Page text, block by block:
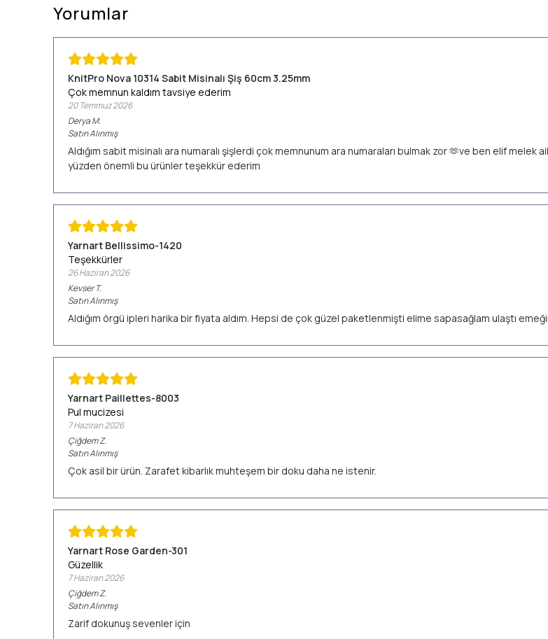
Yorumlar
KnitPro Nova 10314 Sabit Misinalı Şiş 60cm 3.25mm
Çok memnun kaldım tavsiye ederim
20 Temmuz 2026
DeryaM.
Satın Alınmış
Aldığım sabit misinalı ara numaralı şişlerdi çok memnunum ara numaraları bulmak zor 🫶ve ben elif
yüzden önemli bu ürünler teşekkür ederim
Yarnart Bellissimo-1420
Teşekkürler
26 Haziran 2026
Kevser T.
Satın Alınmış
Aldığım örgü ipleri harika bir fiyata aldım. Hepsi de çok güzel paketlenmişti elime sapasağlam ulaştı
Yarnart Paillettes-8003
Pul mucizesi
7 Haziran 2026
ÇiğdemZ.
Satın Alınmış
Çok asil bir ürün. Zarafet kibarlık muhteşem bir doku daha ne istenir.
Yarnart Rose Garden-301
Güzellik
7 Haziran 2026
ÇiğdemZ.
Satın Alınmış
Zarif dokunuş sevenler için